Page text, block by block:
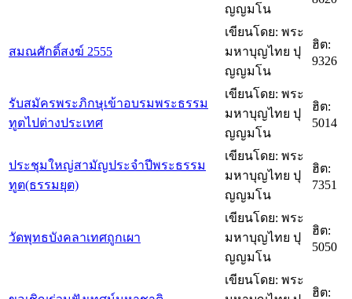
ญญมโน
สมณศักดิ์สงฆ์ 2555
เขียนโดย: พระ
มหาบุญไทย ปุ
ญญมโน
ฮิต:
9326
รับสมัครพระภิกษุเข้าอบรมพระธรรม
ทูตไปต่างประเทศ
เขียนโดย: พระ
มหาบุญไทย ปุ
ญญมโน
ฮิต:
5014
ประชุมใหญ่สามัญประจำปีพระธรรม
ทูต(ธรรมยุต)
เขียนโดย: พระ
มหาบุญไทย ปุ
ญญมโน
ฮิต:
7351
วัดพุทธบังคลาเทศถูกเผา
เขียนโดย: พระ
มหาบุญไทย ปุ
ญญมโน
ฮิต:
5050
เขียนโดย: พระ
ฮิต: